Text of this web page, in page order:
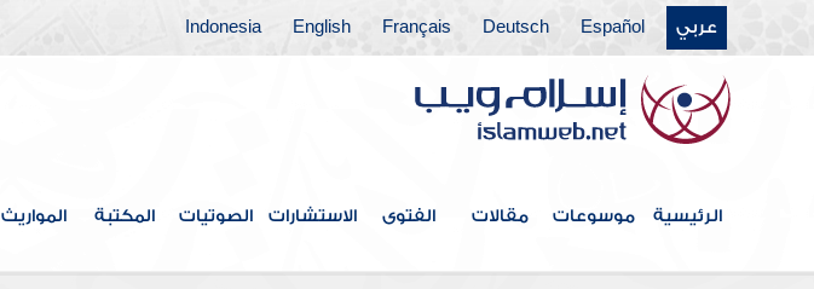
عربي Español
Deutsch
Français
English
Indonesia
الرئيسية موسوعات مقالات الفتوى الاستشارات الصوتيات المكتبة المواريث
فهرس الكتاب
كتاب الإيمان
كتاب الغسل
كتاب الحيض